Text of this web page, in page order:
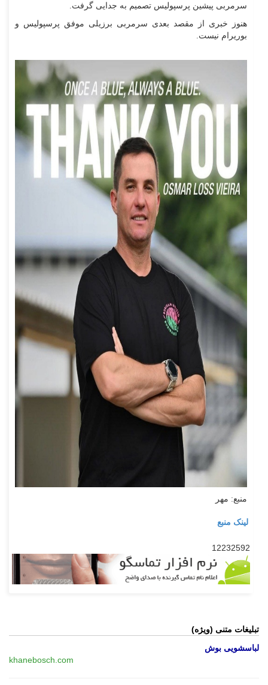
سرمربی پیشین پرسپولیس تصمیم به جدایی گرفت.
هنوز خبری از مقصد بعدی سرمربی برزیلی موفق پرسپولیس و
بوریرام نیست.
منبع: مهر
لینک منبع
12232592
تبلیغات متنی (ویژه)
لباسشویی بوش
khanebosch.com